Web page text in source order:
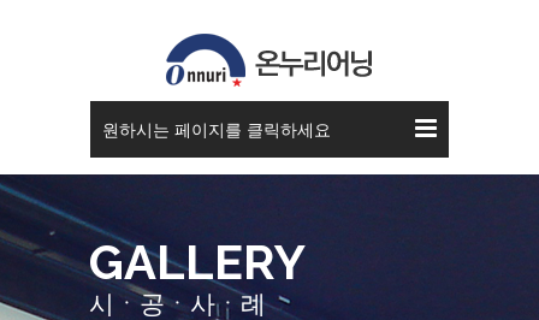
원하시는 페이지를 클릭하세요
GALLERY
시ㆍ공ㆍ사ㆍ례